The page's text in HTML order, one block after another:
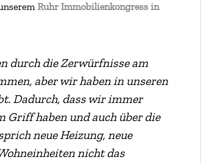
Ruhr Immobilienkongress in
durch die Zerwürfnisse am
aber wir haben in unseren
Dadurch, dass wir immer
Griff haben und auch über die
neue Heizung, neue
nicht das